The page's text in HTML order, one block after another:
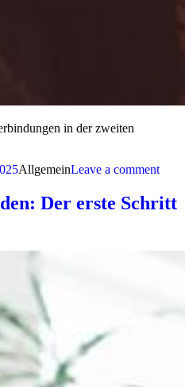
in der zweiten
Posted in
AllgemeinLeave a commenton
Der erste Schritt